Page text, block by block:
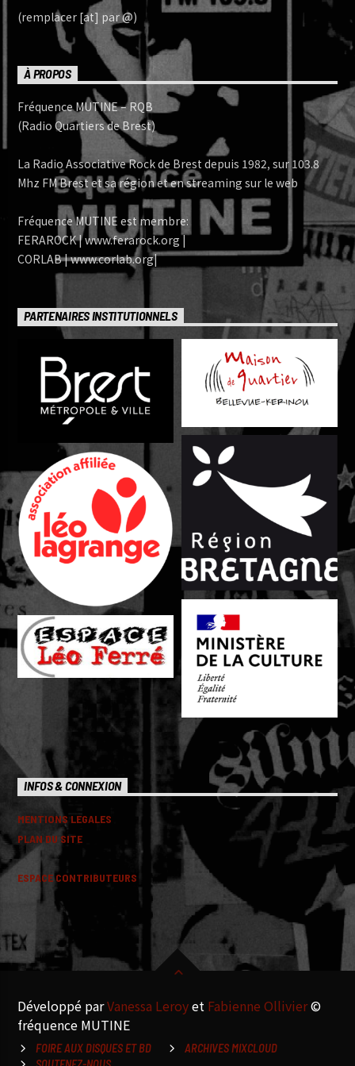
(remplacer [at] par @)
À PROPOS
Fréquence MUTINE – RQB
(Radio Quartiers de Brest)
La Radio Associative Rock de Brest depuis 1982, sur 103.8
Mhz FM Brest et sa région et en streaming sur le web
Fréquence MUTINE est membre:
FERAROCK | www.ferarock.org |
CORLAB | www.corlab.org|
PARTENAIRES INSTITUTIONNELS
INFOS & CONNEXION
MENTIONS LEGALES
PLAN DU SITE
ESPACE CONTRIBUTEURS
Développé parVanessa Leroyet Fabienne Ollivier©
fréquence MUTINE
FOIRE AUX DISQUES ET BD
ARCHIVES MIXCLOUD